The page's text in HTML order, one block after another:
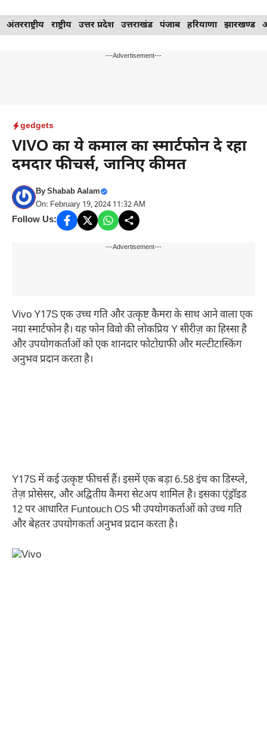
Skip
to
अंतरराष्ट्रीय राष्ट्रीय उत्तर प्रदेश उत्तराखंड पंजाब हरियाणा झारखण्ड
---Advertisement---
gedgets
VIVO का ये कमाल का स्मार्टफोन दे रहा
दमदार फीचर्स, जानिए कीमत
ByShabab Aalam
On: February 19, 2024 11:32 AM
Follow Us:
---Advertisement---
Vivo Y17S एक उच्च गति और उत्कृष्ट कैमरा के साथ आने वाला एक
नया स्मार्टफोन है। यह फोन विवो की लोकप्रिय Y सीरीज़ का हिस्सा है
और उपयोगकर्ताओं को एक शानदार फोटोग्राफी और मल्टीटास्किंग
अनुभव प्रदान करता है।
Y17S में कई उत्कृष्ट फीचर्स हैं। इसमें एक बड़ा 6.58 इंच का डिस्प्ले,
तेज़ प्रोसेसर, और अद्वितीय कैमरा सेटअप शामिल है। इसका एंड्रॉइड
12 पर आधारित Funtouch OS भी उपयोगकर्ताओं को उच्च गति
और बेहतर उपयोगकर्ता अनुभव प्रदान करता है।